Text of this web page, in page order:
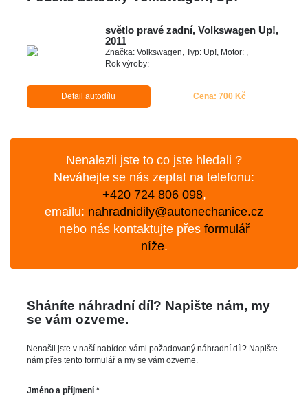
světlo pravé zadní, Volkswagen Up!,
2011
Značka: Volkswagen, Typ: Up!, Motor: ,
Rok výroby:
Detail autodílu Cena: 700 Kč
Nenalezli jste to co jste hledali ?
Neváhejte se nás zeptat na telefonu:
+420 724 806 098,
emailu: nahradnidily@autonechanice.cz
nebo nás kontaktujte přes formulář
níže.
Sháníte náhradní díl? Napište nám, my
se vám ozveme.
Nenašli jste v naší nabídce vámi požadovaný náhradní díl? Napište
nám přes tento formulář a my se vám ozveme.
Jméno a příjmení *